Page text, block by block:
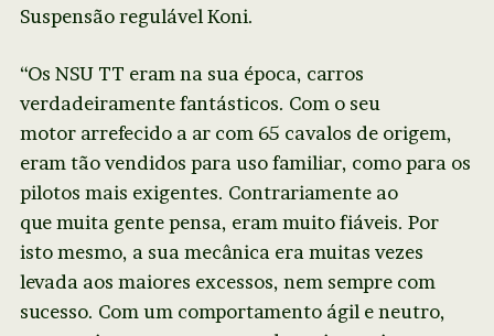
Suspensão regulável Koni.
“Os NSU TT eram na sua época, carros
verdadeiramente fantásticos. Com o seu
motor arrefecido a ar com 65 cavalos de origem,
eram tão vendidos para uso familiar, como para os
pilotos mais exigentes. Contrariamente ao
que muita gente pensa, eram muito fiáveis. Por
isto mesmo, a sua mecânica era muitas vezes
levada aos maiores excessos, nem sempre com
sucesso. Com um comportamento ágil e neutro,